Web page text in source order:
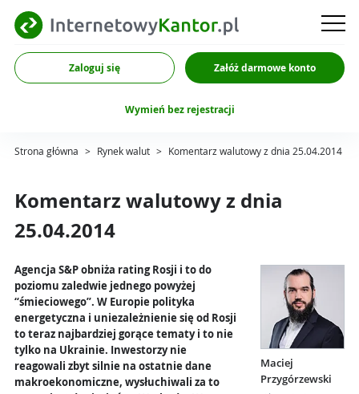
Zaloguj się Załóż darmowe konto
Wymień bez rejestracji
Strona główna > Rynek walut > Komentarz walutowy z dnia 25.04.2014
Komentarz walutowy z dnia
25.04.2014
Maciej
Przygórzewski
Agencja S&P obniża rating Rosji i to do
poziomu zaledwie jednego powyżej
“śmieciowego”. W Europie polityka
energetyczna i uniezależnienie się od Rosji
to teraz najbardziej gorące tematy i to nie
tylko na Ukrainie. Inwestorzy nie
reagowali zbyt silnie na ostatnie dane
makroekonomiczne, wysłuchiwali za to